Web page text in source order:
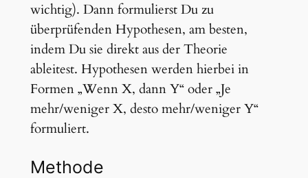
wichtig). Dann formulierst Du zu
überprüfenden Hypothesen, am besten,
indem Du sie direkt aus der Theorie
ableitest. Hypothesen werden hierbei in
Formen „Wenn X, dann Y“ oder „Je
mehr/weniger X, desto mehr/weniger Y“
formuliert.
Methode